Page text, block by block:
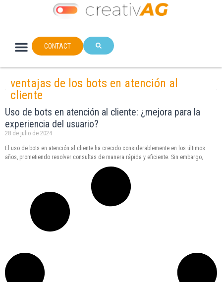
CONTACT
ventajas de los bots en atención al
cliente
Uso de bots en atención al cliente: ¿mejora para la
experiencia del usuario?
28 de julio de 2024
El uso de bots en atención al cliente ha crecido considerablemente en los últimos
años, prometiendo resolver consultas de manera rápida y eficiente. Sin embargo,